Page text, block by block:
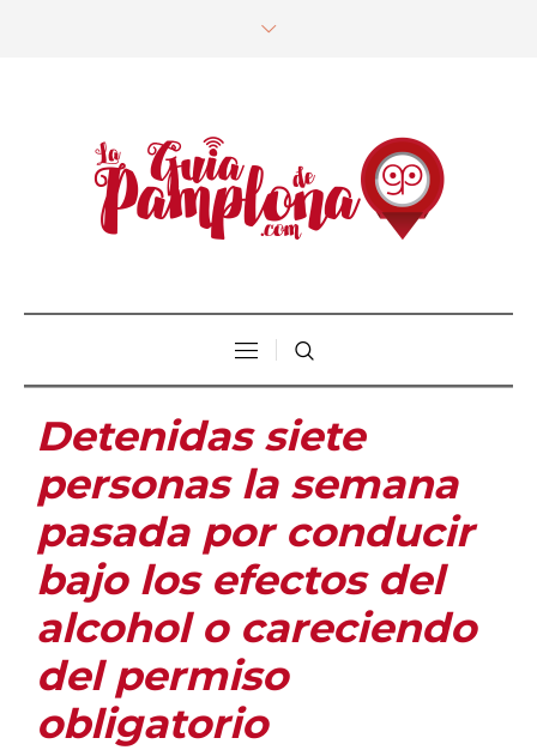
Detenidas siete
personas la semana
pasada por conducir
bajo los efectos del
alcohol o careciendo
del permiso
obligatorio